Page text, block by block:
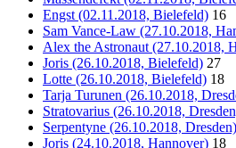
Engst (02.11.2018, Bielefeld) 16
Sam Vance-Law (27.10.2018,
Alex the Astronaut (27.10.2018,
Joris (26.10.2018, Bielefeld) 27
Lotte (26.10.2018, Bielefeld) 18
Tarja Turunen (26.10.2018,
Stratovarius (26.10.2018,
Serpentyne (26.10.2018, Dresden)
Joris (24.10.2018, Hannover) 18